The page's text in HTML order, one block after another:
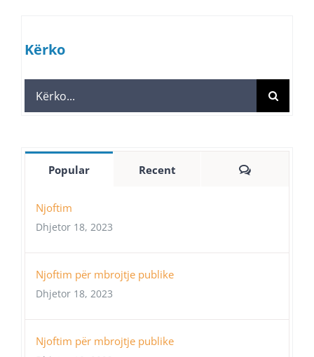
Kërko
Search
for:
Popular Recent Comments
Njoftim
Dhjetor 18, 2023
Njoftim për mbrojtje publike
Dhjetor 18, 2023
Njoftim për mbrojtje publike